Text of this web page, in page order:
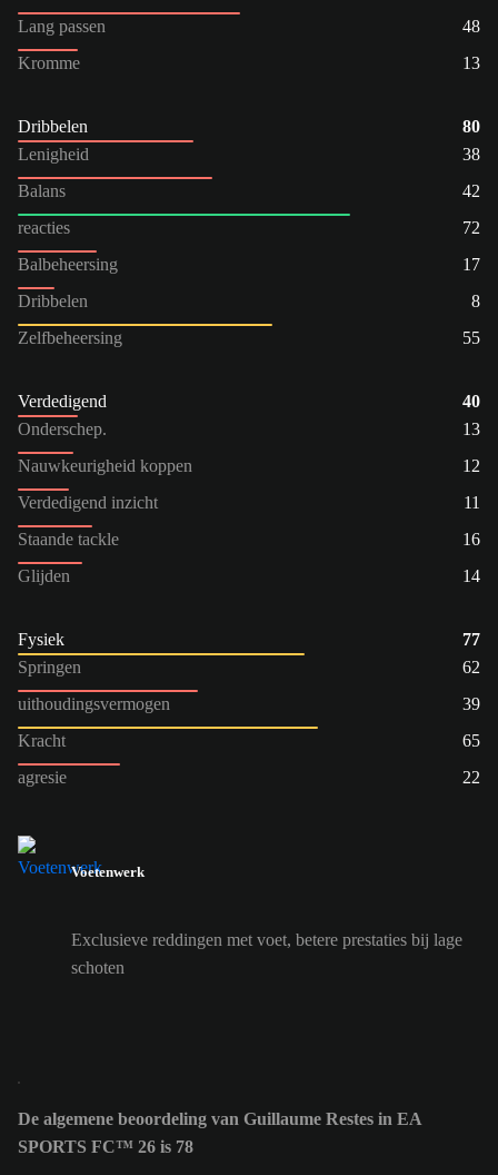
Lang passen
48
Kromme
13
Dribbelen
80
Lenigheid
38
Balans
42
reacties
72
Balbeheersing
17
Dribbelen
8
Zelfbeheersing
55
Verdedigend
40
Onderschep.
13
Nauwkeurigheid koppen
12
Verdedigend inzicht
11
Staande tackle
16
Glijden
14
Fysiek
77
Springen
62
uithoudingsvermogen
39
Kracht
65
agresie
22
Voetenwerk
Exclusieve reddingen met voet, betere prestaties bij lage
schoten
De algemene beoordeling van Guillaume Restes in EA
SPORTS FC™ 26 is 78